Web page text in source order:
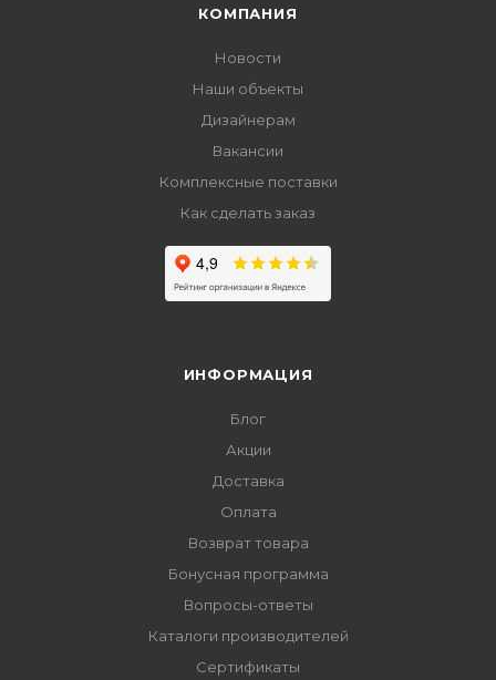
КОМПАНИЯ
Новости
Наши объекты
Дизайнерам
Вакансии
Комплексные поставки
Как сделать заказ
ИНФОРМАЦИЯ
Блог
Акции
Доставка
Оплата
Возврат товара
Бонусная программа
Вопросы-ответы
Каталоги производителей
Сертификаты